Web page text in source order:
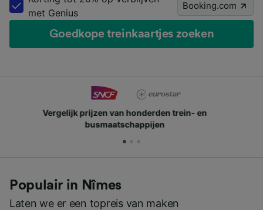
met Genius
Booking.com
Goedkope treinkaartjes zoeken
Sluit je aan bij miljoenen mensen die ons elke dag
gebruiken
Populair in Nîmes
Laten we er een topreis van maken